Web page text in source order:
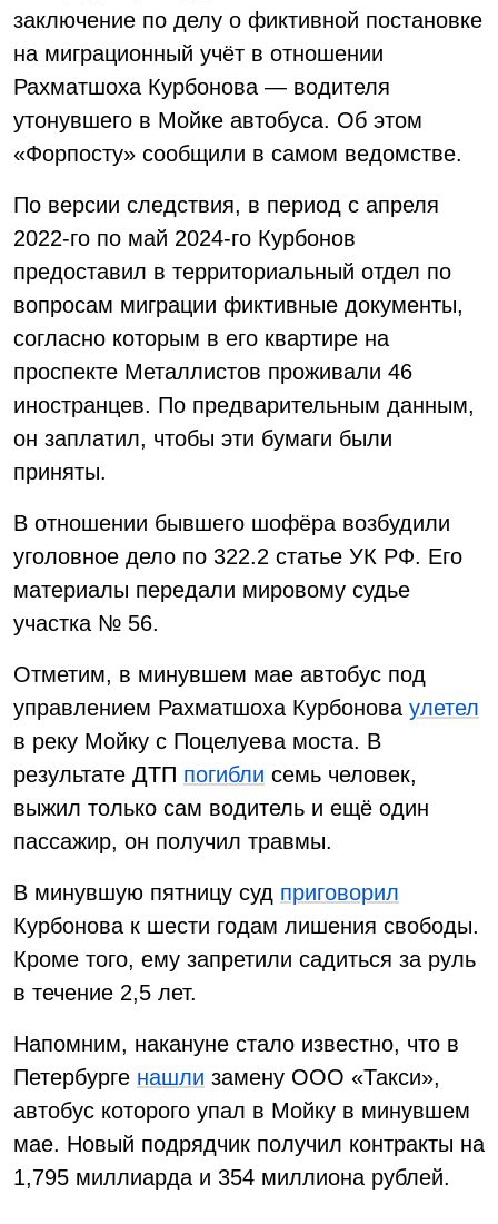
заключение по делу о фиктивной постановке
на миграционный учёт в отношении
Рахматшоха Курбонова — водителя
утонувшего в Мойке автобуса. Об этом
«Форпосту» сообщили в самом ведомстве.
По версии следствия, в период с апреля
2022-го по май 2024-го Курбонов
предоставил в территориальный отдел по
вопросам миграции фиктивные документы,
согласно которым в его квартире на
проспекте Металлистов проживали 46
иностранцев. По предварительным данным,
он заплатил, чтобы эти бумаги были
приняты.
В отношении бывшего шофёра возбудили
уголовное дело по 322.2 статье УК РФ. Его
материалы передали мировому судье
участка № 56.
Отметим, в минувшем мае автобус под
управлением Рахматшоха Курбонова улетел
в реку Мойку с Поцелуева моста. В
результате ДТП погибли семь человек,
выжил только сам водитель и ещё один
пассажир, он получил травмы.
В минувшую пятницу суд приговорил
Курбонова к шести годам лишения свободы.
Кроме того, ему запретили садиться за руль
в течение 2,5 лет.
Напомним, накануне стало известно, что в
Петербурге нашли замену ООО «Такси»,
автобус которого упал в Мойку в минувшем
мае. Новый подрядчик получил контракты на
1,795 миллиарда и 354 миллиона рублей.